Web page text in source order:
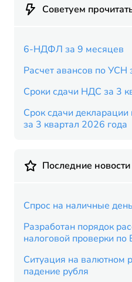
Советуем
6-НДФЛ за 9 месяцев
Расчет авансов по УСН
Сроки сдачи НДС за 3
Срок сдачи
за 3 квартал 2026 года
Последние новости
Спрос на наличные
Разработан порядок
налоговой проверки по
Ситуация на валютном
падение рубля